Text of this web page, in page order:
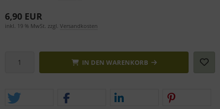
6,90 EUR
inkl. 19 % MwSt. zzgl. Versandkosten
IN DEN WARENKORB